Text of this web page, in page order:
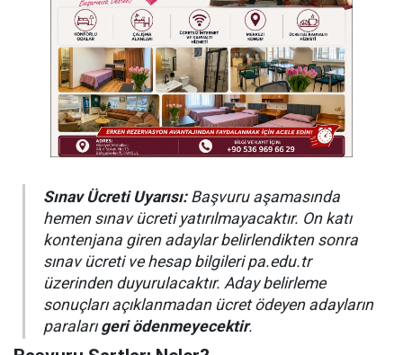
Sınav Ücreti Uyarısı:Başvuru aşamasında
hemen sınav ücreti yatırılmayacaktır. On katı
kontenjana giren adaylar belirlendikten sonra
sınav ücreti ve hesap bilgileri pa.edu.tr
üzerinden duyurulacaktır. Aday belirleme
sonuçları açıklanmadan ücret ödeyen adayların
paraları geri ödenmeyecektir.